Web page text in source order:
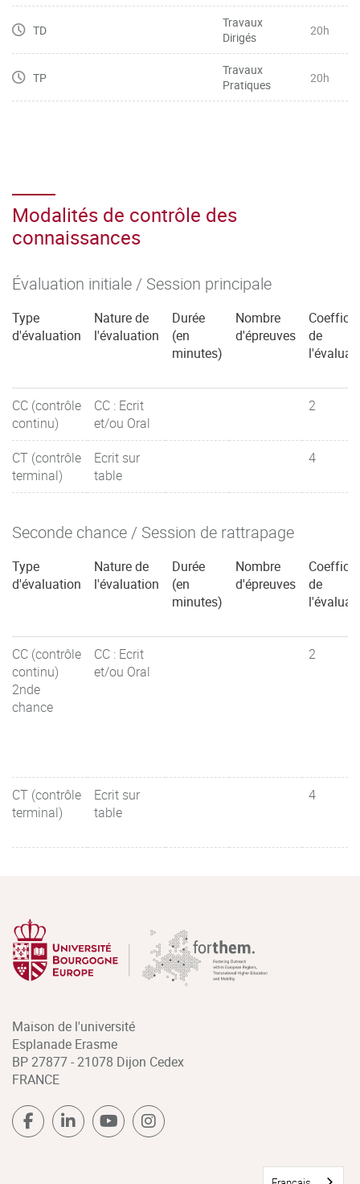
TD
Travaux
Dirigés
20h
TP
Travaux
Pratiques
20h
Modalités de contrôle des
connaissances
Évaluation initiale / Session principale
Type
d'évaluation
Nature de
l'évaluation
Durée
(en
minutes)
Nombre
d'épreuves
de
CC (contrôle
continu)
CC : Ecrit
et/ou Oral
2
CT (contrôle
terminal)
Ecrit sur
table
4
Seconde chance / Session de rattrapage
Type
d'évaluation
Nature de
l'évaluation
Durée
(en
minutes)
Nombre
d'épreuves
de
CC (contrôle
continu)
2nde
chance
CC : Ecrit
et/ou Oral
2
CT (contrôle
terminal)
Ecrit sur
table
4
Maison de l'université
Esplanade Erasme
BP 27877 - 21078 Dijon Cedex
FRANCE